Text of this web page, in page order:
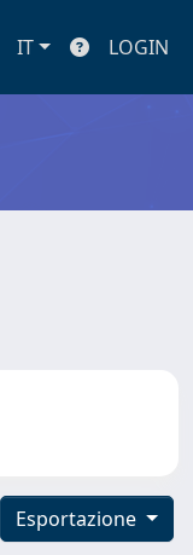
IT LOGIN
Esportazione